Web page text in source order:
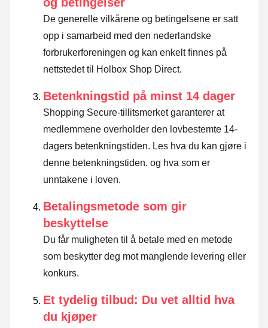
De generelle vilkårene og betingelsene er satt
opp i samarbeid med den nederlandske
forbrukerforeningen og kan enkelt finnes på
nettstedet til Holbox Shop Direct.
Betenkningstid på minst 14 dager
Shopping Secure-tillitsmerket garanterer at
medlemmene overholder den lovbestemte 14-
dagers betenkningstiden. Les hva du kan gjøre i
denne betenkningstiden. og hva som er
unntakene i loven.
Betalingsmetode som gir
beskyttelse
Du får muligheten til å betale med en metode
som beskytter deg mot manglende levering eller
konkurs.
Et tydelig tilbud: Du vet alltid hva
du kjøper